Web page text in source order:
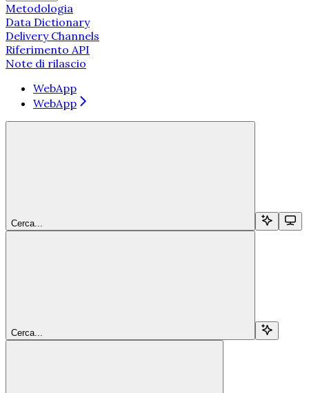
Metodologia
Data Dictionary
Delivery Channels
Riferimento API
Note di rilascio
WebApp
WebApp
Cerca...
Cerca...